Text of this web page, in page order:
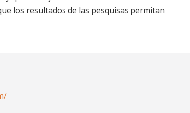
los resultados de las pesquisas permitan